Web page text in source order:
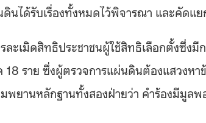
นได้รับเรื่องทั้งหมดไว้พิจารณา และคัดแย
ละเมิดสิทธิประชาชนผู้ใช้สิทธิเลือกตั้งซึ่งมี
ราย ซึ่งผู้ตรวจการแผ่นดินต้องแสวงหา
ยานหลักฐานทั้งสองฝ่ายว่า คำร้องมีมูลพ